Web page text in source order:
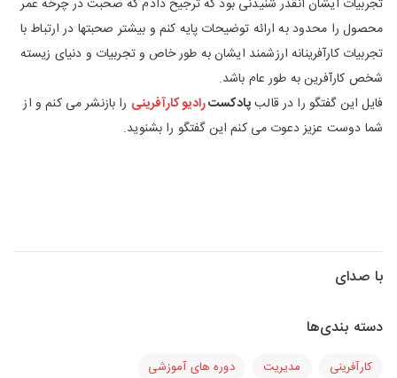
تجربیات ایشان آنقدر شنیدنی بود که ترجیح دادم که صحبت در چرخه عمر
محصول را محدود به ارائه توضیحات پایه کنم و بیشتر صحبتها در ارتباط با
تجربیات کارآفرینانه ارزشمند ایشان به طور خاص و تجربیات و دنیای زیسته
شخص کارآفرین به طور عام باشد.
فایل این گفتگو را در قالبپادکسترادیو کارآفرینی را بازنشر می کنم و از
شما دوست عزیز دعوت می کنم این گفتگو را بشنوید.
با صدای
دسته بندی‌ها
کارآفرینی مدیریت دوره های آموزشی